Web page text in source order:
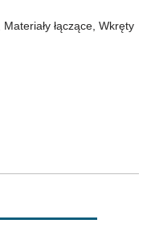
Materiały łączące Wkręty